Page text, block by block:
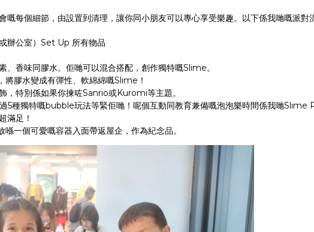
每個細節，由設置到清理，讓你同小朋友可以專心享受樂趣。以下係我哋嘅派對
辦公室）Set Up 所有物品
、香味同膠水。佢哋可以混合搭配，創作獨特嘅Slime。
將膠水變成有彈性、軟綿綿嘅Slime！
，特別係如果你揀咗Sanrio或Kuromi等主題。
5種獨特嘅bubble玩法等緊佢哋！呢個互動同教育兼備嘅泡泡樂時間係我哋Slime
滿足！
一個可愛嘅容器入面帶返屋企，作為紀念品。